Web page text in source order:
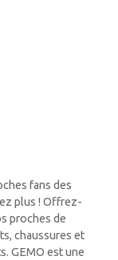
fans des
plus ! Offrez-
proches de
chaussures et
GEMO est une